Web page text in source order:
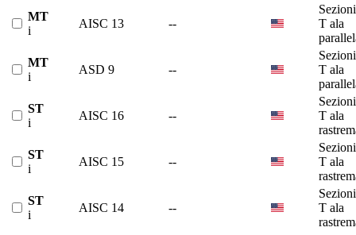
MT
i
AISC 13 --
T ala
MT
i
ASD 9 --
T ala
ST
i
AISC 16 --
T ala
ST
i
AISC 15 --
T ala
ST
i
AISC 14 --
T ala